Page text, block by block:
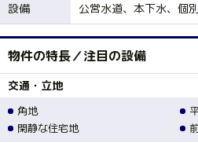
設備 公営水道、本下水、個
物件の特長／注目の設備
交通・立地
角地
閑静な住宅地